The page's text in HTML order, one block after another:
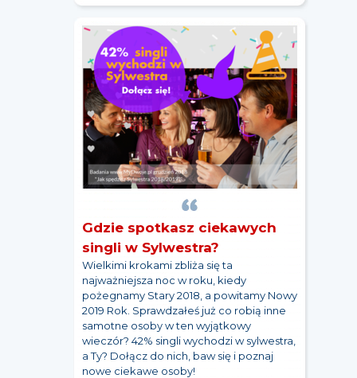
Gdzie spotkasz ciekawych
singli w Sylwestra?
Wielkimi krokami zbliża się ta
najważniejsza noc w roku, kiedy
pożegnamy Stary 2018, a powitamy Nowy
2019 Rok. Sprawdzałeś już co robią inne
samotne osoby w ten wyjątkowy
wieczór? 42% singli wychodzi w sylwestra,
a Ty? Dołącz do nich, baw się i poznaj
nowe ciekawe osoby!